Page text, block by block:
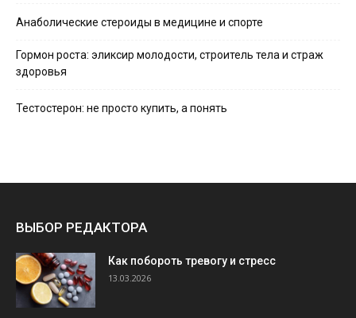
Анаболические стероиды в медицине и спорте
Гормон роста: эликсир молодости, строитель тела и страж
здоровья
Тестостерон: не просто купить, а понять
ВЫБОР РЕДАКТОРА
Как побороть тревогу и стресс
13.03.2026